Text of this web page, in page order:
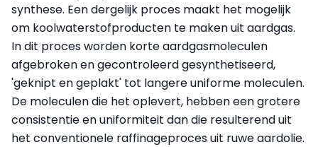
synthese. Een dergelijk proces maakt het mogelijk
om koolwaterstofproducten te maken uit aardgas.
In dit proces worden korte aardgasmoleculen
afgebroken en gecontroleerd gesynthetiseerd,
'geknipt en geplakt' tot langere uniforme moleculen.
De moleculen die het oplevert, hebben een grotere
consistentie en uniformiteit dan die resulterend uit
het conventionele raffinageproces uit ruwe aardolie.